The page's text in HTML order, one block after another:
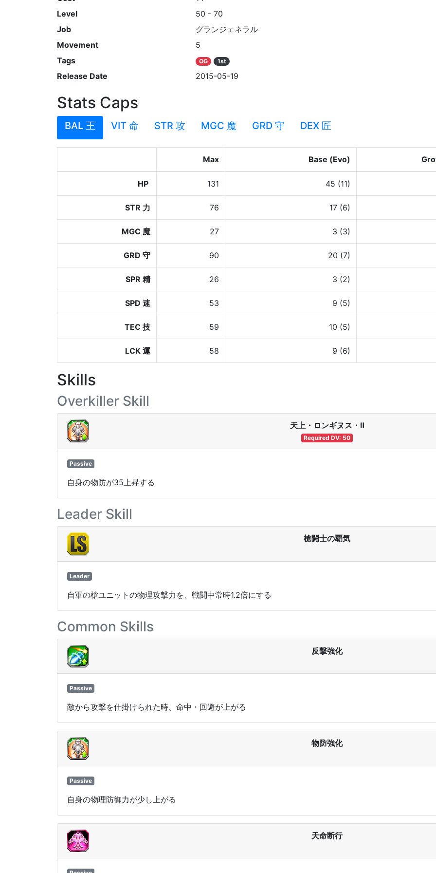
Level
50 - 70
Job
グランジェネラル
Movement
5
Tags
OG 1st
Release Date 2015-05-19
Stats Caps
BAL 王 VIT 命 STR 攻 MGC 魔 GRD 守 DEX 匠
Max Base (Evo)
HP 131 45 (11)
STR 力 76 17 (6)
MGC 魔 27 3 (3)
GRD 守 90 20 (7)
SPR 精 26 3 (2)
SPD 速 53 9 (5)
TEC 技 59 10 (5)
LCK 運 58 9 (6)
Skills
Overkiller Skill
天上・ロンギヌス・Ⅱ
Required DV: 50
Passive
自身の物防が35上昇する
Leader Skill
槍闘士の覇気
Leader
自軍の槍ユニットの物理攻撃力を、戦闘中常時1.2倍にする
Common Skills
反撃強化
Passive
敵から攻撃を仕掛けられた時、命中・回避が上がる
物防強化
Passive
自身の物理防御力が少し上がる
天命断行